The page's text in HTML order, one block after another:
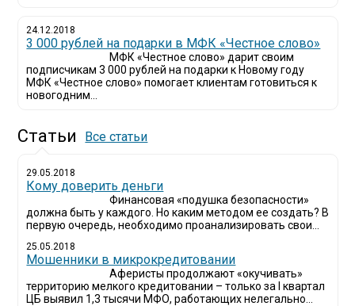
24.12.2018
3 000 рублей на подарки в МФК «Честное слово»
МФК «Честное слово» дарит своим
подписчикам 3 000 рублей на подарки к Новому году
МФК «Честное слово» помогает клиентам готовиться к
новогодним...
Статьи Все статьи
29.05.2018
Кому доверить деньги
Финансовая «подушка безопасности»
должна быть у каждого. Но каким методом ее создать? В
первую очередь, необходимо проанализировать свои...
25.05.2018
Мошенники в микрокредитовании
Аферисты продолжают «окучивать»
территорию мелкого кредитовании – только за I квартал
ЦБ выявил 1,3 тысячи МФО, работающих нелегально...